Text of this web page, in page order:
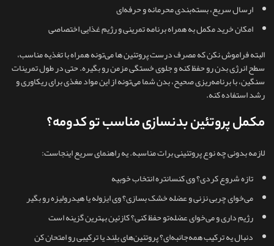
ارسال سریع، بسته‌بندی محرمانه و حرفه‌ای
امکان خرید مکمل به همراه برنامه تمرینی و رژیم غذایی اختصاصی
البته فراموش نکن که مصرف درست پروتئین ها می‌تونه همراه با تغذیه مناسب،
سطح انرژی بدن رو حفظ کنه و جلوی خستگی مزمن رو بگیره. حتی در طول تمرینات
سنگین، با برنامه‌ریزی صحیح، بدن شما می‌تونه از این مواد مغذی برای ریکاوری و
رشد استفاده کنه.
مکمل پروتئین بدنسازی مناسب تو کدومه؟
لازمه بدونی چه نوع پروتئینی برات مناسبه. یه راهنمای سریع اینجاست:
تازه شروع کردی؟ وی کنسانتره انتخاب خوبیه
می‌خوای چربی نزنی و عضله خشک بسازی؟ وی ایزوله یا هیدرولیزه رو بگیر
رژیم داری و می‌خوای عضله‌تو حفظ کنی؟ کازئین بهترین گزینه‌ است
دنبال یه ترکیب همه‌جانبه‌ای؟ پروتئین‌های بلِند یا ترکیبی رو امتحان کن